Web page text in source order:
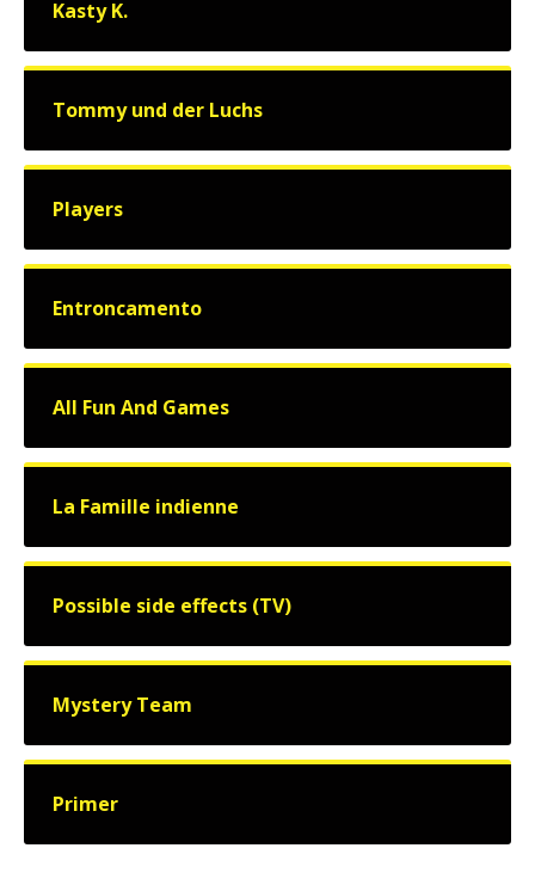
Kasty K.
Tommy und der Luchs
Players
Entroncamento
All Fun And Games
La Famille indienne
Possible side effects (TV)
Mystery Team
Primer